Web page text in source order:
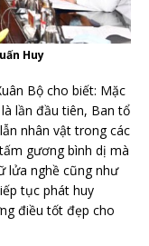
Huy
Bộ cho biết: Mặc
lần đầu tiên, Ban tổ
nhân vật trong các
gương bình dị mà
lửa nghề cũng như
tục phát huy
điều tốt đẹp cho